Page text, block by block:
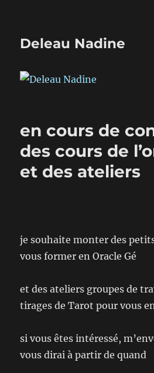
Deleau Nadine
en cours de
des cours de
et des ateliers
je souhaite monter des
vous former en Oracle Gé
et des ateliers groupes de
tirages de Tarot pour vous
si vous êtes intéressé,
vous dirai à partir de quand